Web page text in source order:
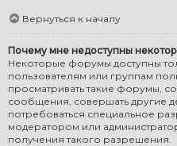
Вернуться к началу
Почему мне недоступны
Некоторые форумы доступны
пользователям или группам
просматривать такие форумы,
сообщения, совершать другие
потребоваться специальное
модератором или
получения такого разрешения.